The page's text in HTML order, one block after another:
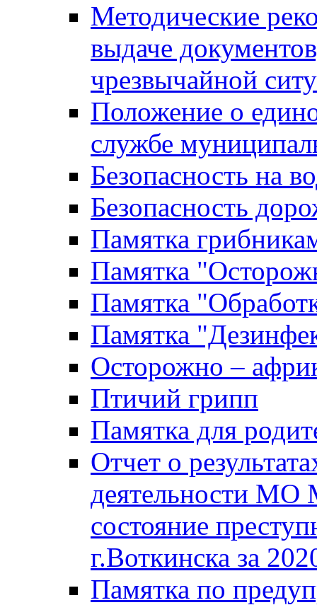
Методические
выдаче
чрезвычайной
Положение о
службе
Безопасность на
Безопасность
Памятка
Памятка
Памятка
Памятка
Осторожно –
Птичий грипп
Памятка для
Отчет о
деятельности МО
состояние
г.Воткинска за
Памятка по